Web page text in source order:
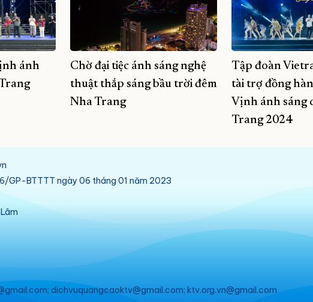
ánh
Chờ đại tiệc ánh sáng nghệ
thuật thắp sáng bầu trời đêm
Nha Trang
Tập đoàn
tài trợ đồng
Vịnh ánh sáng
Trang 2024
GP-BTTTT ngày 06 tháng 01 năm 2023
dichvuquangcaoktv@gmail.com; ktv.org.vn@gmail.com